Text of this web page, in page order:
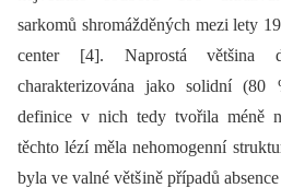
sarkomů shromážděných mezi lety
center [4]. Naprostá většina
charakterizována jako solidní (80
definice v nich tedy tvořila méně
těchto lézí měla nehomogenní
byla ve valné většině případů